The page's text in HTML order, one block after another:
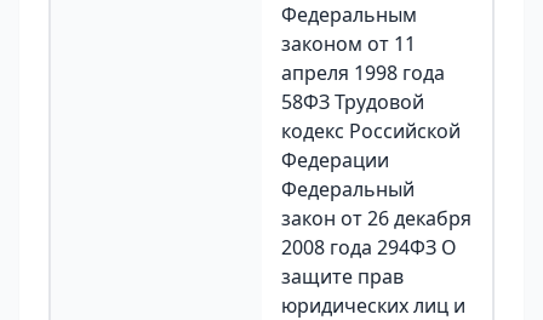
Федеральным
законом от 11
апреля 1998 года
58ФЗ Трудовой
кодекс Российской
Федерации
Федеральный
закон от 26 декабря
2008 года 294ФЗ О
защите прав
юридических лиц и